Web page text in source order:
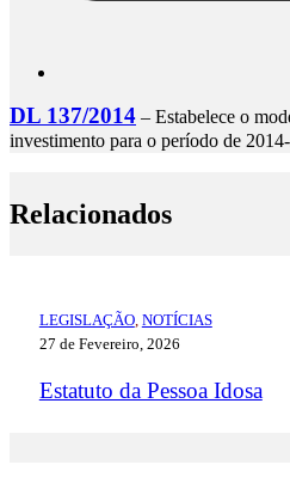
DL 137/2014 – Estabelece o
investimento para o período de
Relacionados
LEGISLAÇÃO, NOTÍCIAS
27 de Fevereiro, 2026
Estatuto da Pessoa Idosa